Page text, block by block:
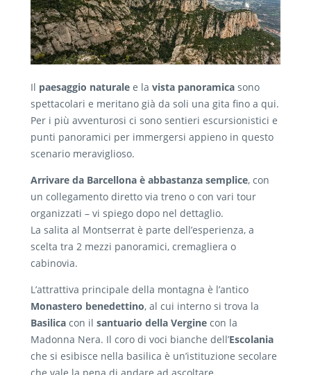
Il paesaggio naturale e la vista panoramica sono
spettacolari e meritano già da soli una gita fino a qui.
Per i più avventurosi ci sono sentieri escursionistici e
punti panoramici per immergersi appieno in questo
scenario meraviglioso.
Arrivare da Barcellona è abbastanza semplice, con
un collegamento diretto via treno o con vari tour
organizzati – vi spiego dopo nel dettaglio.
La salita al Montserrat è parte dell’esperienza, a
scelta tra 2 mezzi panoramici, cremagliera o
cabinovia.
L’attrattiva principale della montagna è l’antico
Monastero benedettino, al cui interno si trova la
Basilica con il santuario della Vergine con la
Madonna Nera. Il coro di voci bianche dell’Escolania
che si esibisce nella basilica è un’istituzione secolare